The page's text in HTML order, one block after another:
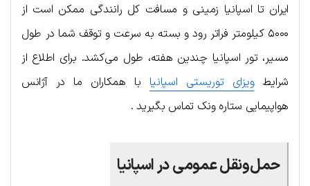
ایران تا اسپانیا زمینی و مسافت کل رانندگی ممکن است از
۵۰۰۰ کیلومتر فراتر رود و بسته به سرعت و توقف شما در طول
مسیر، تور اسپانیا چندین هفته، طول می‌کشد. برای اطلاع از
شرایطویزای توریستی اسپانیا با همکاران ما در آژانس
هواپیمایی ستاره ونک تماس بگیرید .
حمل‌ونقل عمومی در اسپانیا